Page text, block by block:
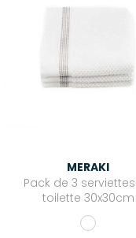
MERAKI
Pack de 3
toilette 30x30cm